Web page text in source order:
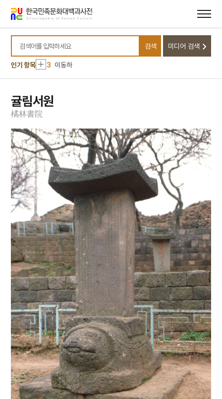
바로가기
바로가기
검색어를 입력하세요
검색 미디어 검색
인기 항목
10 천자문
1 세종
2 길재
3 이동하
4 진도아리랑
5
6
선덕여왕
9 이순신
10 천자문
1 세종
길재
3 이동하
4
진도아리랑
5 한악
6 강수
7 금성대군
8 선덕여왕
9 이순신
10
천자문
귤림서원
橘林書院